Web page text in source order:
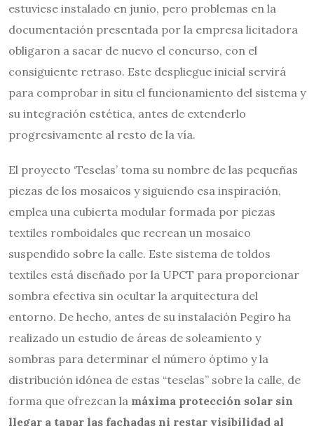
estuviese instalado en junio, pero problemas en la
documentación presentada por la empresa licitadora
obligaron a sacar de nuevo el concurso, con el
consiguiente retraso. Este despliegue inicial servirá
para comprobar in situ el funcionamiento del sistema y
su integración estética, antes de extenderlo
progresivamente al resto de la vía.
El proyecto ‘Teselas’ toma su nombre de las pequeñas
piezas de los mosaicos y siguiendo esa inspiración,
emplea una cubierta modular formada por piezas
textiles romboidales que recrean un mosaico
suspendido sobre la calle. Este sistema de toldos
textiles está diseñado por la UPCT para proporcionar
sombra efectiva sin ocultar la arquitectura del
entorno. De hecho, antes de su instalación Pegiro ha
realizado un estudio de áreas de soleamiento y
sombras para determinar el número óptimo y la
distribución idónea de estas “teselas” sobre la calle, de
forma que ofrezcan la máxima protección solar sin
llegar a tapar las fachadas ni restar visibilidad al